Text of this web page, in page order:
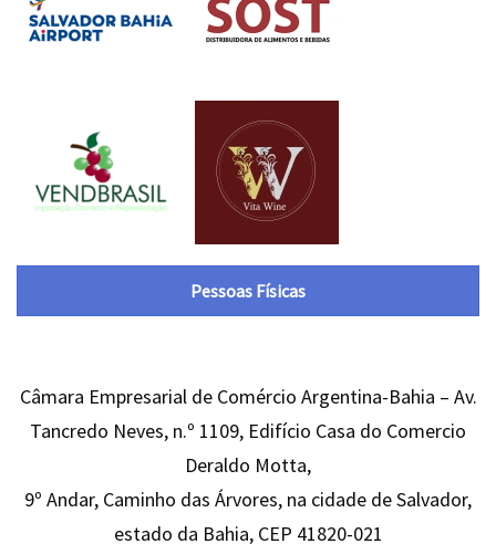
Pessoas Físicas
Câmara Empresarial de Comércio Argentina-Bahia – Av.
Tancredo Neves, n.º 1109, Edifício Casa do Comercio
Deraldo Motta,
9º Andar, Caminho das Árvores, na cidade de Salvador,
estado da Bahia, CEP 41820-021